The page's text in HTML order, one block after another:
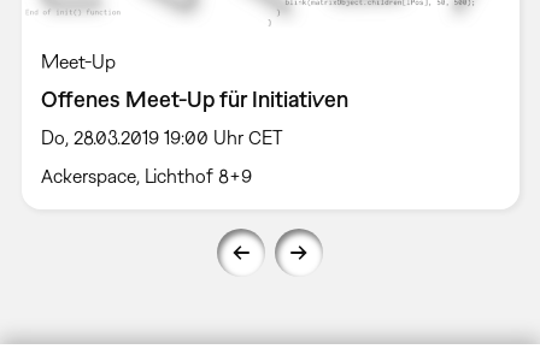
Meet-Up
Offenes Meet-Up für Initiativen
Do, 28.03.2019 19:00 Uhr CET
Ackerspace, Lichthof 8+9